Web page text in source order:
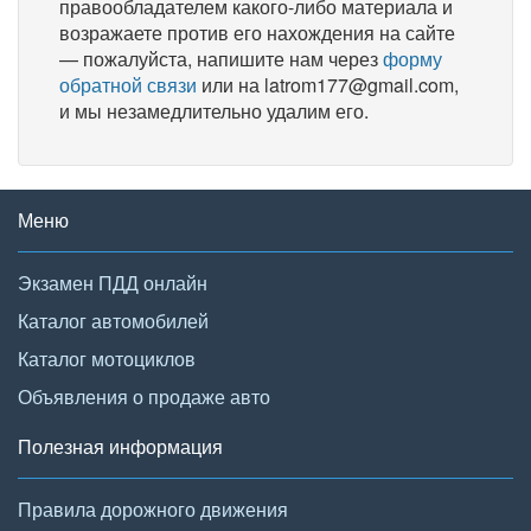
правообладателем какого-либо материала и
возражаете против его нахождения на сайте
— пожалуйста, напишите нам черезформу
обратной связи или на latrom177@gmail.com,
и мы незамедлительно удалим его.
Меню
Экзамен ПДД онлайн
Каталог автомобилей
Каталог мотоциклов
Объявления о продаже авто
Полезная информация
Правила дорожного движения